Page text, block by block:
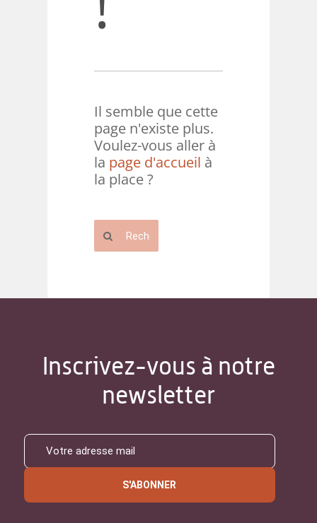
Il semble que cette
page n'existe plus.
Voulez-vous aller à
la page d'accueil à
la place ?
Inscrivez-vous à notre
newsletter
S'ABONNER